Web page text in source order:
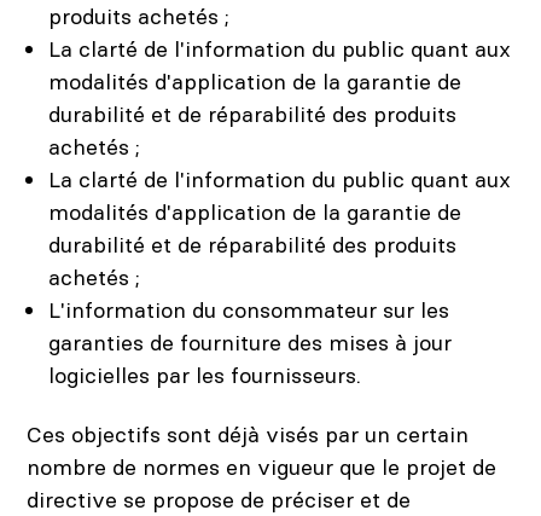
produits achetés ;
La clarté de l'information du public quant aux
modalités d'application de la garantie de
durabilité et de réparabilité des produits
achetés ;
La clarté de l'information du public quant aux
modalités d'application de la garantie de
durabilité et de réparabilité des produits
achetés ;
L'information du consommateur sur les
garanties de fourniture des mises à jour
logicielles par les fournisseurs.
Ces objectifs sont déjà visés par un certain
nombre de normes en vigueur que le projet de
directive se propose de préciser et de